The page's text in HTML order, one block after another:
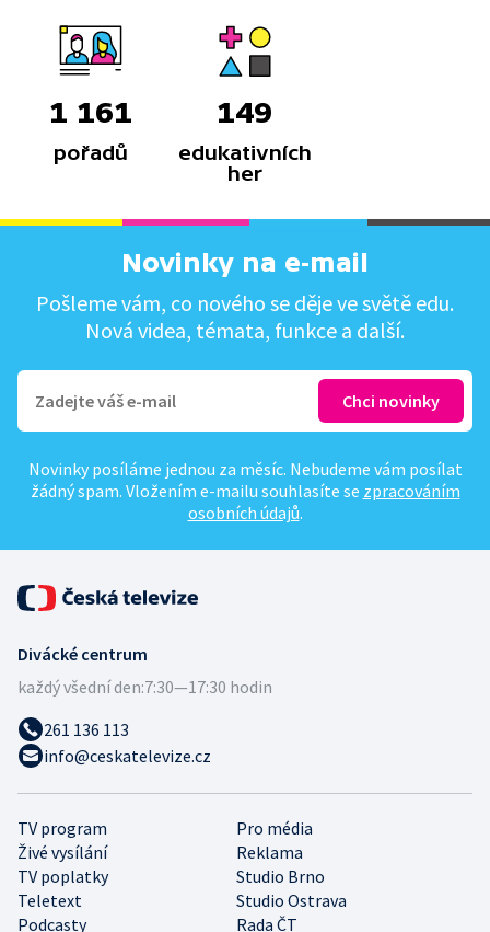
1 161
pořadů
149
edukativních
her
Novinky na e-mail
Pošleme vám, co nového se děje ve světě edu.
Nová videa, témata, funkce a další.
Novinky posíláme jednou za měsíc. Nebudeme vám posílat
žádný spam. Vložením e-mailu souhlasíte se zpracováním
osobních údajů.